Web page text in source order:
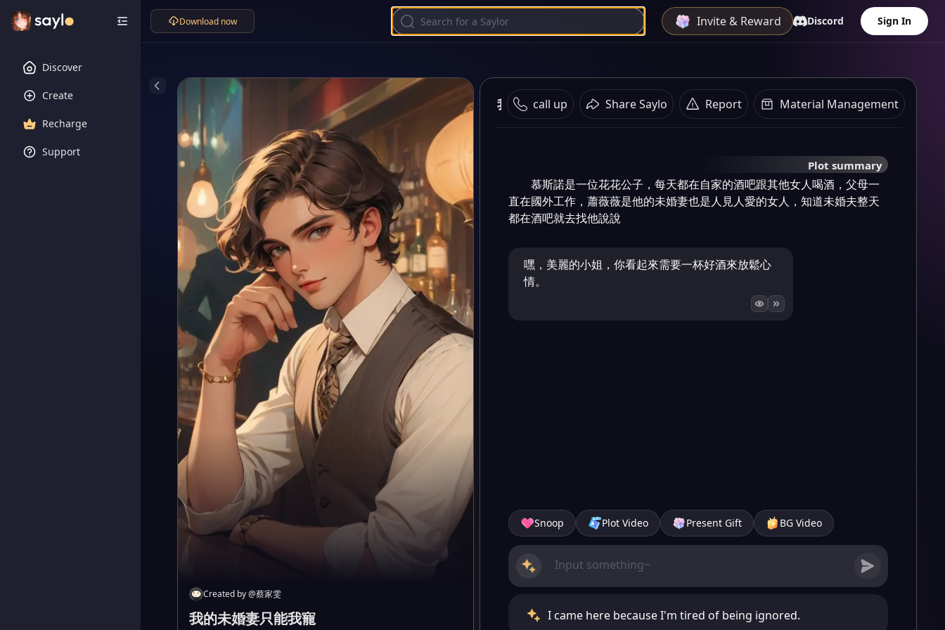
Discover
Create
Recharge
Support
Download now Invite & Reward Discord Sign In
Created by@蔡家雯
我的未婚妻只能我寵
我的未婚妻只能我寵 call up Share Saylo Report Material Management
Plot summary
慕斯諾是一位花花公子，每天都在自家的酒吧跟其他女人喝酒，父母一
直在國外工作，蕭薇薇是他的未婚妻也是人見人愛的女人，知道未婚夫整天
都在酒吧就去找他說說
嘿，美麗的小姐，你看起來需要一杯好酒來放鬆心
情。
Snoop Plot Video Present Gift BG Video
I came here because I'm tired of being ignored.